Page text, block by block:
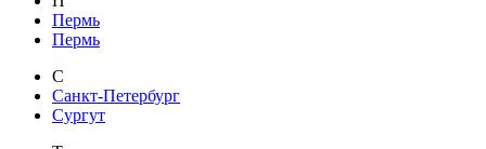
Пермь
Пермь
С
Санкт-Петербург
Сургут